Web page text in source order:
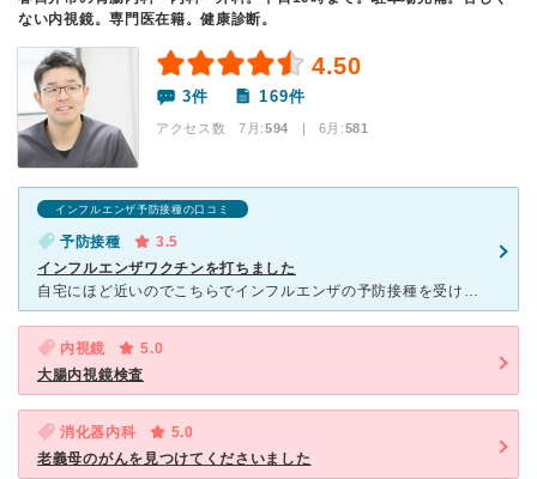
ない内視鏡。専門医在籍。健康診断。
4.50
3件 169件
アクセス数 7月:594 | 6月:581
インフルエンザ予防接種の口コミ
予防接種
3.5
インフルエンザワクチンを打ちました
自宅にほど近いのでこちらでインフルエンザの予防接種を受けました。駐車場はひろく大きい車でいったのでとてもたすかりました。スリッパを玄関で除菌できる機械が搭載されているので、清潔に使えてよかったです。患
内視鏡
5.0
大腸内視鏡検査
消化器内科
5.0
老義母のがんを見つけてくださいました